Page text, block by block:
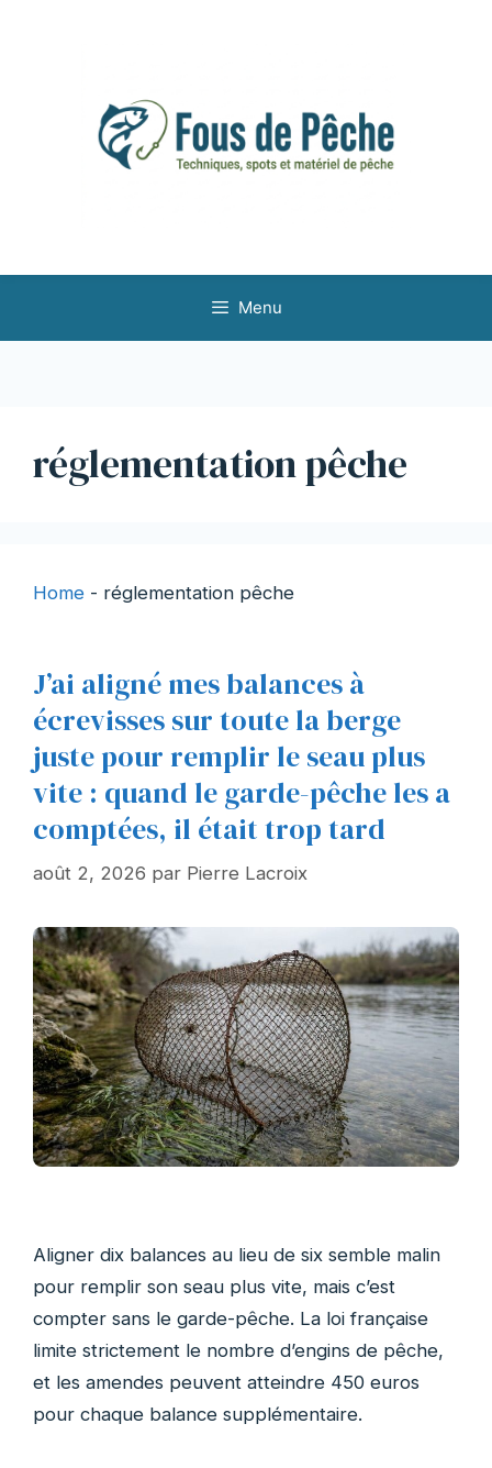
Menu
réglementation pêche
Home - réglementation pêche
J’ai aligné mes balances à
écrevisses sur toute la berge
juste pour remplir le seau plus
vite : quand le garde-pêche les a
comptées, il était trop tard
août 2, 2026 par Pierre Lacroix
Aligner dix balances au lieu de six semble malin
pour remplir son seau plus vite, mais c’est
compter sans le garde-pêche. La loi française
limite strictement le nombre d’engins de pêche,
et les amendes peuvent atteindre 450 euros
pour chaque balance supplémentaire.